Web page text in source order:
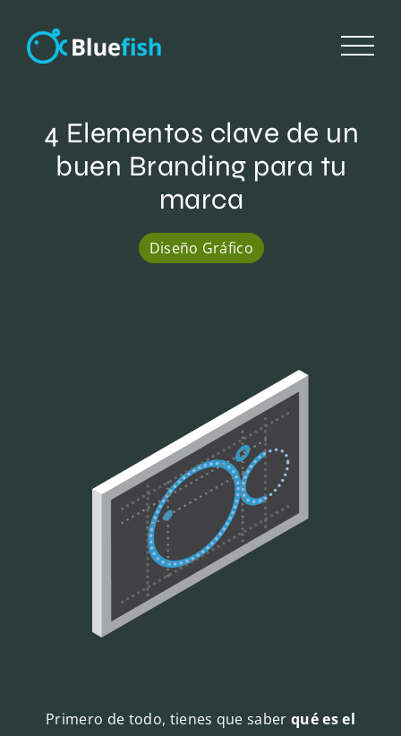
4 Elementos clave de un
buen Branding para tu
marca
Diseño Gráfico
Primero de todo, tienes que saber qué es el